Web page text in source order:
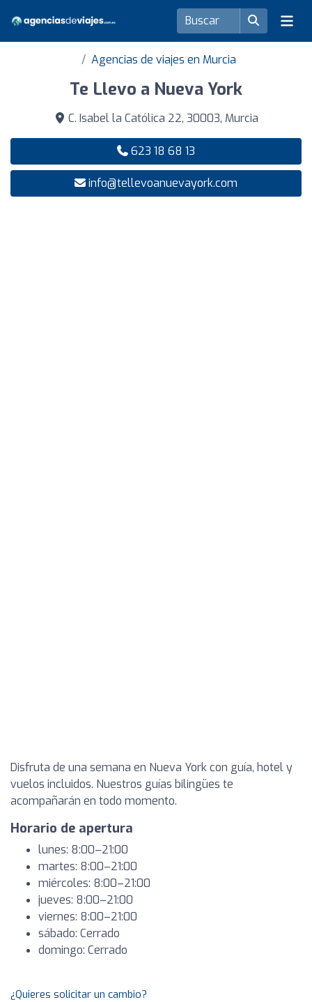
Agencias de viajes en Murcia
Te Llevo a Nueva York
C. Isabel la Católica 22, 30003, Murcia
623 18 68 13
info@tellevoanuevayork.com
Disfruta de una semana en Nueva York con guía, hotel y
vuelos incluidos. Nuestros guías bilingües te
acompañarán en todo momento.
Horario de apertura
lunes: 8:00–21:00
martes: 8:00–21:00
miércoles: 8:00–21:00
jueves: 8:00–21:00
viernes: 8:00–21:00
sábado: Cerrado
domingo: Cerrado
¿Quieres solicitar un cambio?